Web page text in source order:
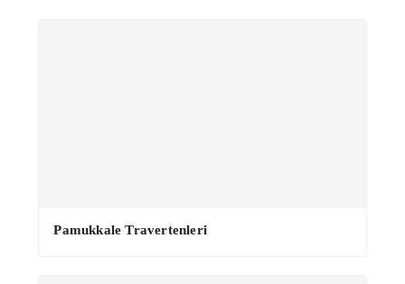
Pamukkale Travertenleri